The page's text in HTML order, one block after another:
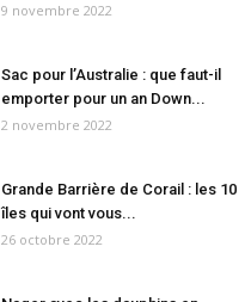
9 novembre 2022
Sac pour l’Australie : que faut-il
emporter pour un an Down...
2 novembre 2022
Grande Barrière de Corail : les 10
îles qui vont vous...
26 octobre 2022